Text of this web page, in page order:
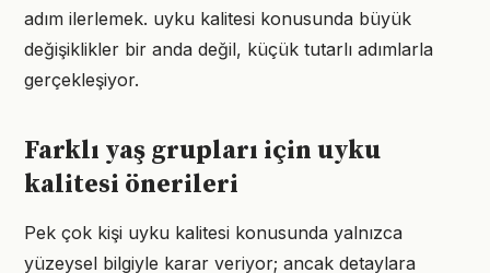
adım ilerlemek. uyku kalitesi konusunda büyük
değişiklikler bir anda değil, küçük tutarlı adımlarla
gerçekleşiyor.
Farklı yaş grupları için uyku
kalitesi önerileri
Pek çok kişi uyku kalitesi konusunda yalnızca
yüzeysel bilgiyle karar veriyor; ancak detaylara